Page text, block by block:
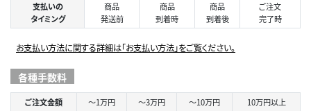
支払いの
タイミング
商品
発送前
商品
到着時
商品
到着後
ご注文
完了時
お支払い方法に関する詳細は「お支払い方法」をご覧ください。
各種手数料
ご注文金額 ～1万円 ～3万円 ～10万円
10万円以上